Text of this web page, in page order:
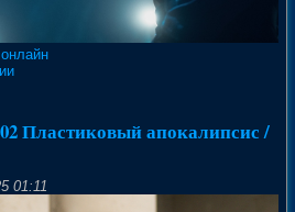
Пластиковый апокалипсис /
01:11